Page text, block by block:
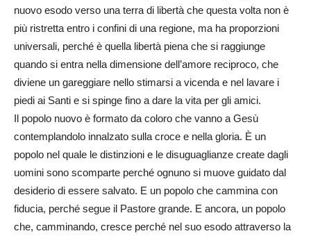
nuovo esodo verso una terra di libertà che questa volta non è
più ristretta entro i confini di una regione, ma ha proporzioni
universali, perché è quella libertà piena che si raggiunge
quando si entra nella dimensione dell’amore reciproco, che
diviene un gareggiare nello stimarsi a vicenda e nel lavare i
piedi ai Santi e si spinge fino a dare la vita per gli amici.
Il popolo nuovo è formato da coloro che vanno a Gesù
contemplandolo innalzato sulla croce e nella gloria. È un
popolo nel quale le distinzioni e le disuguaglianze create dagli
uomini sono scomparte perché ognuno si muove guidato dal
desiderio di essere salvato. E un popolo che cammina con
fiducia, perché segue il Pastore grande. E ancora, un popolo
che, camminando, cresce perché nel suo esodo attraverso la